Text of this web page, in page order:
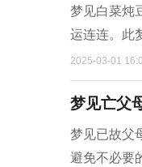
梦见白菜炖
运连连。此
2025-03-01
梦见亡父
梦见已故父
避免不必要